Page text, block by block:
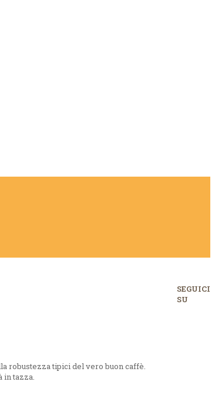
SEGUICI
SU
robustezza tipici del vero buon caffè.
in tazza.